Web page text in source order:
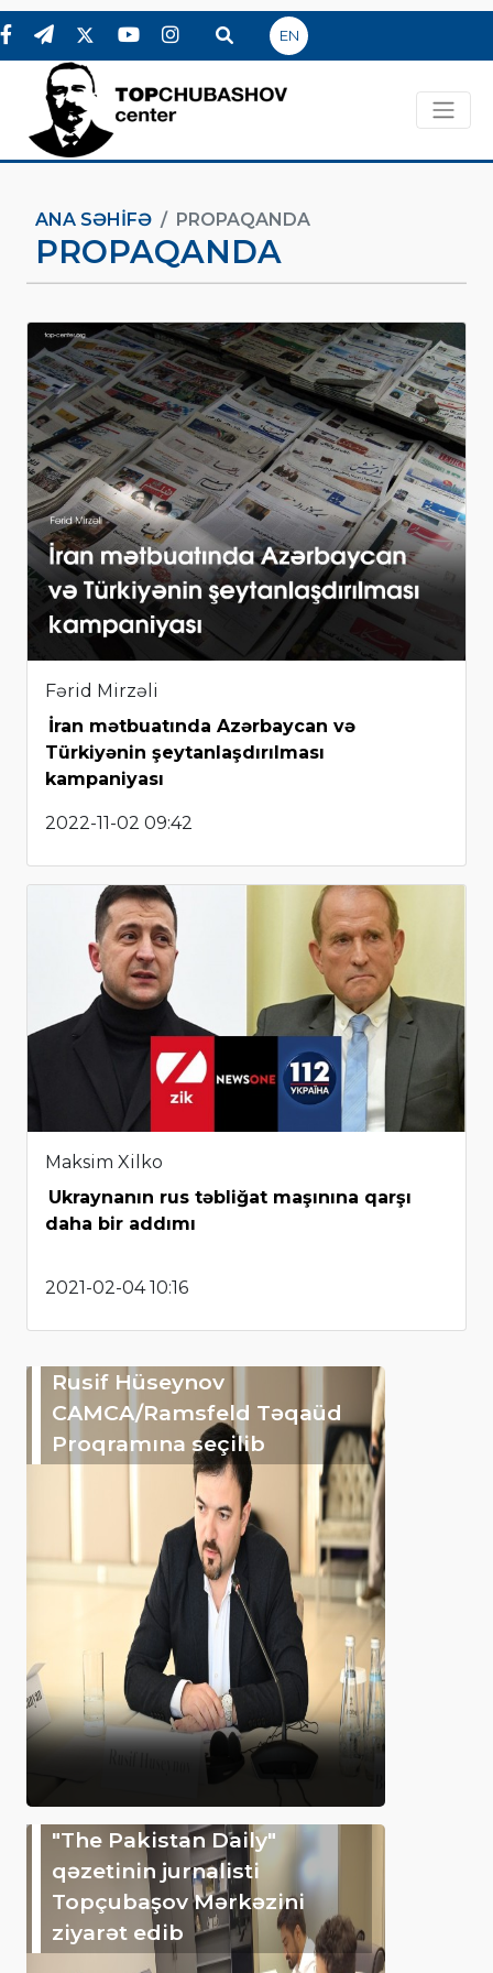
EN
ANA SƏHIFƏ PROPAQANDA
PROPAQANDA
Fərid Mirzəli
İran mətbuatında Azərbaycan və
Türkiyənin şeytanlaşdırılması
kampaniyası
2022-11-02 09:42
Maksim Xilko
Ukraynanın rus təbliğat maşınına qarşı
daha bir addımı
2021-02-04 10:16
Rusif Hüseynov
CAMCA/Ramsfeld Təqaüd
Proqramına seçilib
"The Pakistan Daily"
qəzetinin jurnalisti
Topçubaşov Mərkəzini
ziyarət edib